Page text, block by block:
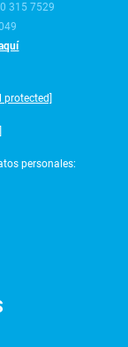
315 7529
protected]
personales: